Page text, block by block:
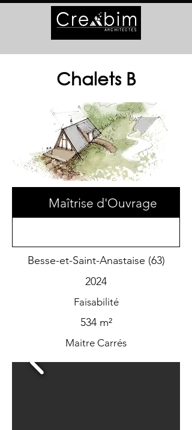
Chalets B
Maîtrise d'Ouvrage
Besse-et-Saint-Anastaise (63)
2024
Faisabilité
534 m²
Maitre Carrés